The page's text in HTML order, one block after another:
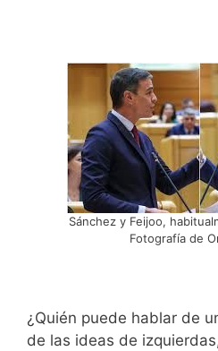
Sánchez y Feijoo,
Fotografía de
¿Quién puede hablar de
de las ideas de